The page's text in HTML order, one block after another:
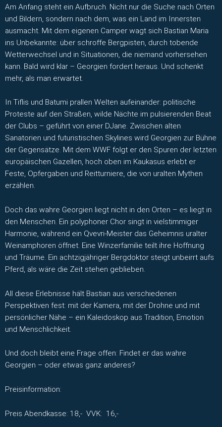
Am Anfang steht ein Aufbruch. Nicht nur die Suche nach Orten
und Bildern, sondern nach dem, was ein Land im Innersten
ausmacht. Mit dem eigenen Camper wagt sich Bastian Maria
ins Unbekannte: über schroffe Bergpisten, durch tobende
Wetterwechsel und in Situationen, die niemand vorhersehen
kann. Bald wird klar – Georgien fordert heraus. Und schenkt
mehr, als man erwartet.
In Tiflis und Batumi prallen Welten aufeinander: politische
Proteste auf den Straßen, wilde Nächte im pulsierenden Beat
der Clubs – geführt von einer DJane. Zwischen alten
Sanatorien und futuristischen Skylines wird Georgien zur Bühne
der Gegensätze. Mit dem WWF folgt er den Spuren der letzten
europäischen Gazellen, hoch oben im Kaukasus erlebt er
Feste, Opfergaben und Reitturniere, die von uralten Mythen
erzählen.
Doch das wahre Georgien liegt nicht in den Orten – es liegt in
den Menschen. Ein polyphoner Chor singt in vielstimmiger
Harmonie, während ein Qvevri-Meister das Geheimnis uralter
Weinamphoren öffnet. Eine Winzerfamilie teilt ihre Hoffnung
und Träume. Ein achtzigjähriger Bergdoktor steigt unbeirrt aufs
Pferd, als wäre die Zeit stehen geblieben.
All diese Erlebnisse hält Bastian aus verschiedenen
Perspektiven fest: mit der Kamera, mit der Drohne und mit
persönlicher Nähe – ein Kaleidoskop aus Tradition, Emotion
und Menschlichkeit.
Und doch bleibt eine Frage offen: Findet er das wahre
Georgien – oder etwas ganz anderes?
Preisinformation:
Preis Abendkasse: 18,- VVK: 16,-